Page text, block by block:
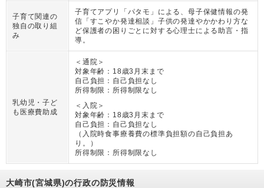
子育て関連の
独自の取り組
み
子育てアプリ「パタモ」による、母子保健情報の発
信「すこやか発達相談」子供の発達やかかわり方な
ど保護者の困りごとに対する心理士による助言・指
導。
乳幼児・子ど
も医療費助成
＜通院＞
対象年齢： 18歳3月末まで
自己負担： 自己負担なし
所得制限： 所得制限なし
＜入院＞
対象年齢： 18歳3月末まで
自己負担： 自己負担なし
（ 入院時食事療養費の標準負担額の自己負担あ
り。
）
所得制限： 所得制限なし
大崎市(宮城県)の行政の防災情報